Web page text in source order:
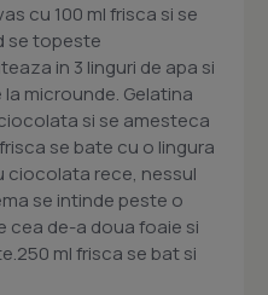
cu 100 ml frisca si se
se topeste
in 3 linguri de apa si
microunde. Gelatina
si se amesteca
se bate cu o lingura
ciocolata rece, nessul
se intinde peste o
cea de-a doua foaie si
ml frisca se bat si